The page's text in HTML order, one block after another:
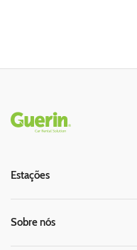
Rodapé
Estações
Sobre nós